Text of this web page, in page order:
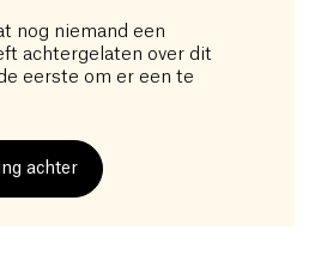
nog niemand een
achtergelaten over dit
eerste om er een te
achter